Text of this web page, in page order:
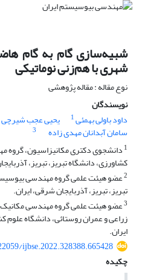
شبیه‌سازی گام به گام
شهری با هم‌زنی نوماتیکی
نوع مقاله : مقاله پژوهشی
نویسندگان
داود باولی بهمئی1 یحیی عجب شیرچی
سامان آبدانان مهدی زاده
3
1 دانشجوی دکتری مکانیزاسیون،
کشاورزی، دانشگاه تبریز، تبریز،
2عضو هیئت علمی گروه مهندسی
تبریز، تبریز، آذربایجان شرقی، ایران.
3عضو هیئت علمی گروه مهندسی
زراعی و عمران روستائی، دانشگاه علوم
ایران.
ijbse.2022.328388.665428
چکیده